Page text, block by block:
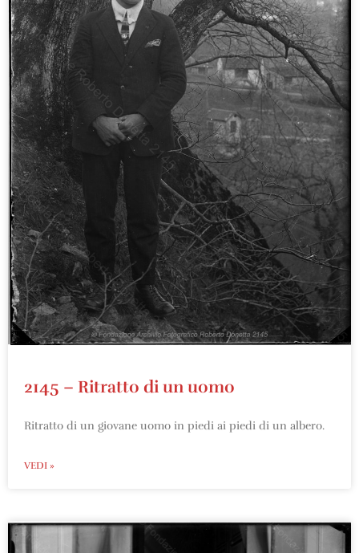
2145 – Ritratto di un uomo
Ritratto di un giovane uomo in piedi ai piedi di un albero.
VEDI »